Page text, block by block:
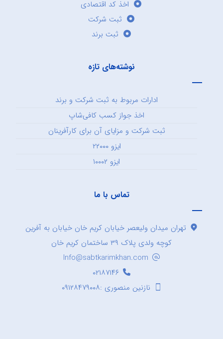
اخذ کد اقتصادی
ثبت شرکت
ثبت برند
نوشته‌های تازه
ادارات مربوط به ثبت شرکت و برند
اخذ جواز کسب کافی‌شاپ
ثبت شرکت و مزایای آن برای کارآفرینان
ایزو ۲۲۰۰۰
ایزو ۱۰۰۰۲
تماس با ما
تهران میدان ولیعصر خیابان کریم خان خیابان به آفرین
کوچه ولدی پلاک ۳۹ ساختمان کریم خان
Info@sabtkarimkhan.com
۰۲۱۸۷۱۴۶
نازنین منصوری :۰۹۱۲۸۴۷۹۰۰۸